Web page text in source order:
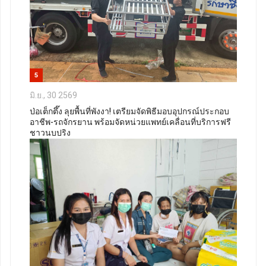
5
มิ.ย., 30 2569
ป่อเต็กตึ๊ง ลุยพื้นที่พังงา! เตรียมจัดพิธีมอบอุปกรณ์ประกอบ
อาชีพ-รถจักรยาน พร้อมจัดหน่วยแพทย์เคลื่อนที่บริการฟรี
ชาวนบปริง